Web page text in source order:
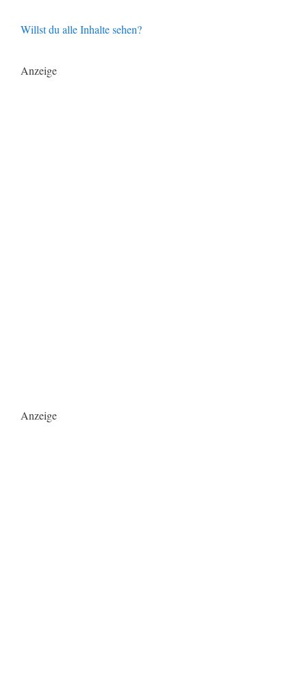
Willst du alle Inhalte sehen?
Anzeige
Anzeige